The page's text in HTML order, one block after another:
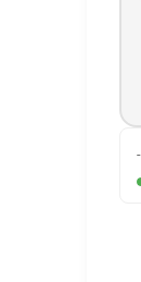
-